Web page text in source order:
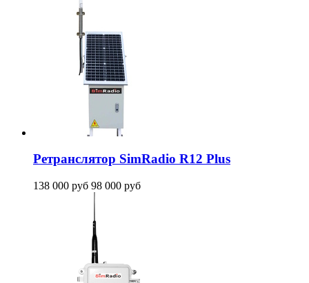
Ретранслятор SimRadio R12 Plus
138 000 руб 98 000 руб